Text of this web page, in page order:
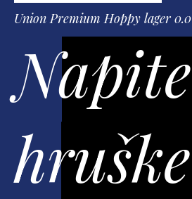
Union Premium Hoppy lager 0.0
Napite
hruške